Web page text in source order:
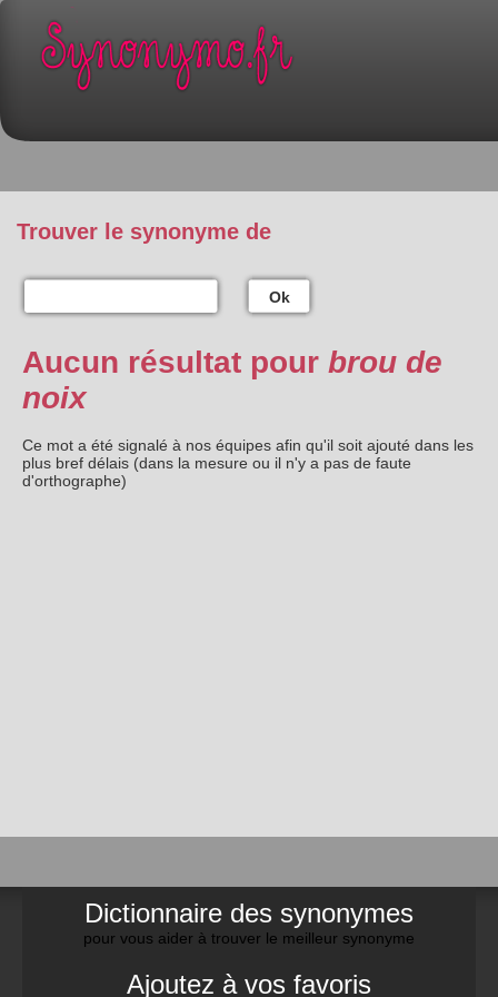
Trouver le synonyme de
Ok
Aucun résultat pour brou de
noix
Ce mot a été signalé à nos équipes afin qu'il soit ajouté dans les
plus bref délais (dans la mesure ou il n'y a pas de faute
d'orthographe)
Dictionnaire des synonymes
pour vous aider à trouver le meilleur synonyme
Ajoutez à vos favoris